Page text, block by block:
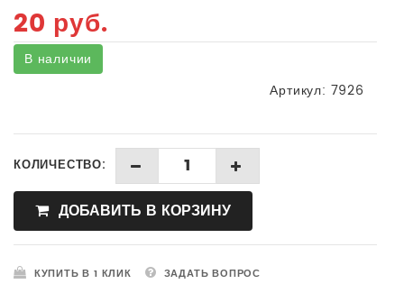
20 руб.
В наличии
Артикул: 7926
КОЛИЧЕСТВО:
ДОБАВИТЬ В КОРЗИНУ
КУПИТЬ В 1 КЛИК
ЗАДАТЬ ВОПРОС